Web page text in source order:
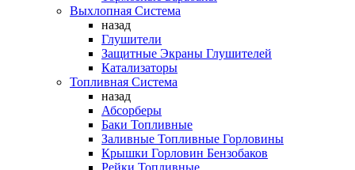
Выхлопная Система
назад
Глушители
Защитные Экраны Глушителей
Катализаторы
Топливная Система
назад
Абсорберы
Баки Топливные
Заливные Топливные Горловины
Крышки Горловин Бензобаков
Рейки Топливные